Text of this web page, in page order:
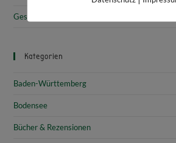
Gesammelte Schätze Vorarlbergs: Das
Kategorien
Baden-Württemberg
Bodensee
Bücher & Rezensionen